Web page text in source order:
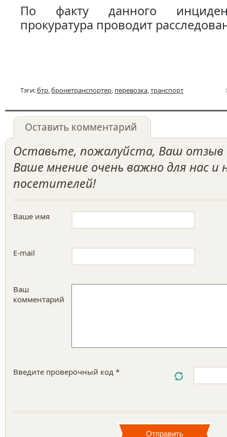
По факту данного
прокуратура проводит
Тэги:бтр,бронетранспортер, перевозка,транспорт
Оставить комментарий
Оставьте, пожалуйста, Ваш отзыв
Ваше мнение очень важно для нас и
посетителей!
Ваше имя
E-mail
Ваш
комментарий
Введите проверочный код *